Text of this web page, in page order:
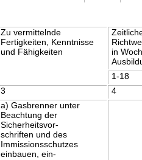
Zu vermittelnde
Fertigkeiten, Kenntnisse
und Fähigkeiten
in
1-18
3
4
a) Gasbrenner unter
Beachtung der
Sicherheitsvor-
schriften und des
Immissionsschutzes
einbauen, ein-